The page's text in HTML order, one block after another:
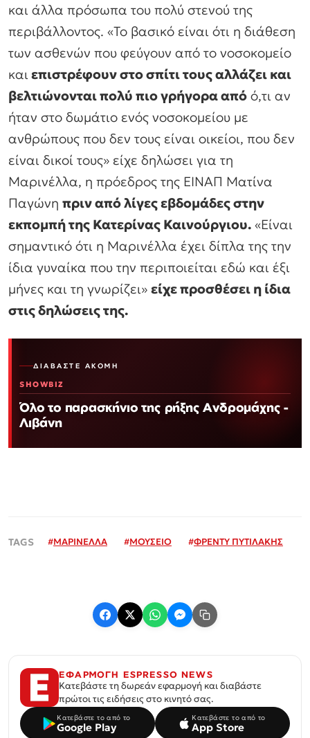
και άλλα πρόσωπα του πολύ στενού της
περιβάλλοντος. «Το βασικό είναι ότι η διάθεση
των ασθενών που φεύγουν από το νοσοκομείο
καιεπιστρέφουν στο σπίτι τους αλλάζει και
βελτιώνονται πολύ πιο γρήγορα από ό,τι αν
ήταν στο δωμάτιο ενός νοσοκομείου με
ανθρώπους που δεν τους είναι οικείοι, που δεν
είναι δικοί τους» είχε δηλώσει για τη
Μαρινέλλα, η πρόεδρος της ΕΙΝΑΠ Ματίνα
Παγώνη πριν από λίγες εβδομάδες στην
εκπομπή της Κατερίνας Καινούργιου. «Είναι
σημαντικό ότι η Μαρινέλλα έχει δίπλα της την
ίδια γυναίκα που την περιποιείται εδώ και έξι
μήνες και τη γνωρίζει» είχε προσθέσει η ίδια
στις δηλώσεις της.
ΔΙΑΒΆΣΤΕ ΑΚΌΜΗ
SHOWBIZ
Όλο το παρασκήνιο της ρήξης Ανδρομάχης -
Λιβάνη
#ΜΑΡΙΝΕΛΛΑ #ΜΟΥΣΕΙΟ #ΦΡΕΝΤΥ ΠΥΤΙΛΑΚΗΣ
ΕΦΑΡΜΟΓΗ ESPRESSO NEWS
Κατεβάστε τη δωρεάν εφαρμογή και διαβάστε
πρώτοι τις ειδήσεις στο κινητό σας.
Κατεβάστε το από το
Google Play
Κατεβάστε το από το
App Store